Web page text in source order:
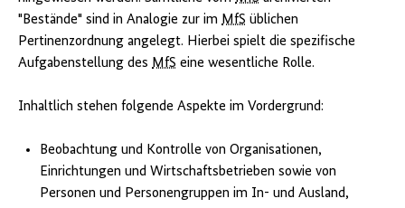
"Bestände" sind in Analogie zur im MfS üblichen
Pertinenzordnung angelegt. Hierbei spielt die spezifische
Aufgabenstellung des MfS eine wesentliche Rolle.
Inhaltlich stehen folgende Aspekte im Vordergrund:
Beobachtung und Kontrolle von Organisationen,
Einrichtungen und Wirtschaftsbetrieben sowie von
Personen und Personengruppen im In- und Ausland,